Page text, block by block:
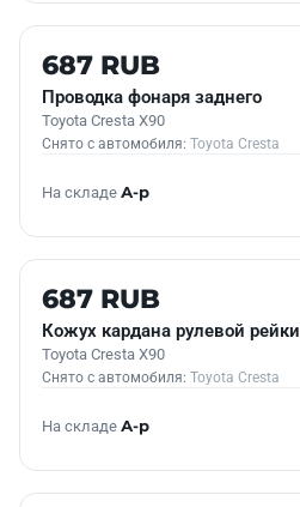
Б/У В НАЛИЧИИ
687 RUB
Проводка фонаря заднего
Toyota Cresta X90
Снято с автомобиля: Toyota Cresta
На складе А-р
Б/У В НАЛИЧИИ
687 RUB
Кожух кардана рулевой рейки
Toyota Cresta X90
Снято с автомобиля: Toyota Cresta
На складе А-р